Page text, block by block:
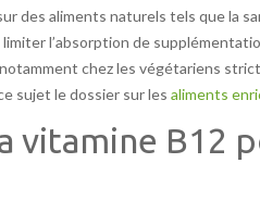
des aliments naturels tels que la
l’absorption de
chez les végétariens
sujet le dossier sur les aliments
vitamine B12